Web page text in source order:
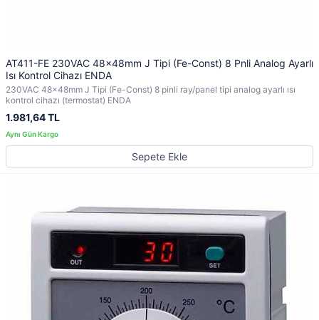
AT411-FE 230VAC 48x48mm J Tipi (Fe-Const) 8 Pnli Analog Ayarlı
Isı Kontrol Cihazı ENDA
230VAC 48x48mm J Tipi (Fe-Const) 8 pinli ray/panel tipi analog ayarlı ısı
kontrol cihazı (termostat) ENDA
1.981,64 TL
Sepete Ekle